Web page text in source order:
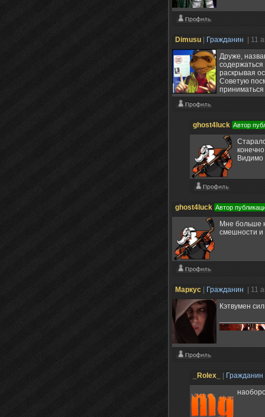
Dimusu Гражданин
| 11
Друже,
раскрывая
Советую
ghost4luck Автор
Видимо
ghost4luck Автор
Мне больше
смешности и
Маркус Гражданин
| 11
Кэтвумен
_Rolex_
Гражданин